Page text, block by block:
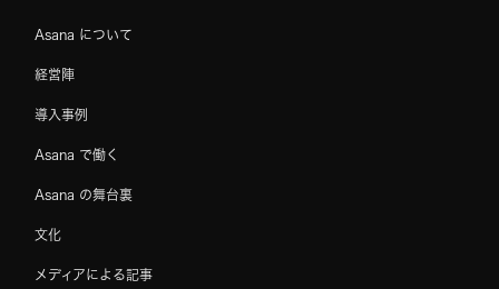
Asana について
経営陣
導入事例
Asana で働く
Asana の舞台裏
文化
メディアによる記事